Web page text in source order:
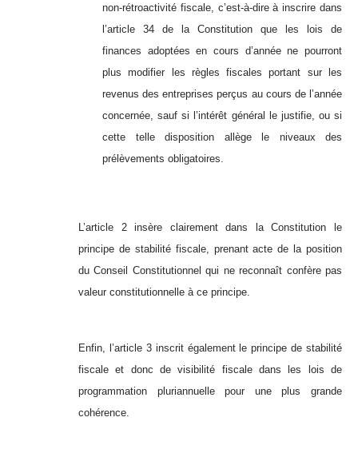
non-rétroactivité fiscale, c’est-à-dire à inscrire dans
l’article 34 de la Constitution que les lois de
finances adoptées en cours d’année ne pourront
plus modifier les règles fiscales portant sur les
revenus des entreprises perçus au cours de l’année
concernée, sauf si l’intérêt général le justifie, ou si
cette telle disposition allège le niveaux des
prélèvements obligatoires.
L’article 2 insère clairement dans la Constitution le
principe de stabilité fiscale, prenant acte de la position
du Conseil Constitutionnel qui ne reconnaît confère pas
valeur constitutionnelle à ce principe.
Enfin, l’article 3 inscrit également le principe de stabilité
fiscale et donc de visibilité fiscale dans les lois de
programmation pluriannuelle pour une plus grande
cohérence.